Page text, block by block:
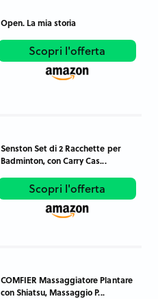
Open. La mia storia
Scopri l'offerta
Senston Set di 2 Racchette per
Badminton, con Carry Cas...
Scopri l'offerta
COMFIER Massaggiatore Plantare
con Shiatsu, Massaggio P...